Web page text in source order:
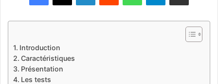
l
Introduction
Caractéristiques
Présentation
Les tests